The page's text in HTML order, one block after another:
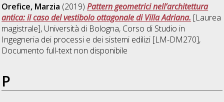
Orefice, Marzia (2019)Pattern geometrici nell’architettura
antica: il caso del vestibolo ottagonale di Villa Adriana. [Laurea
magistrale], Università di Bologna, Corso di Studio in
Ingegneria dei processi e dei sistemi edilizi [LM-DM270],
Documento full-text non disponibile
P